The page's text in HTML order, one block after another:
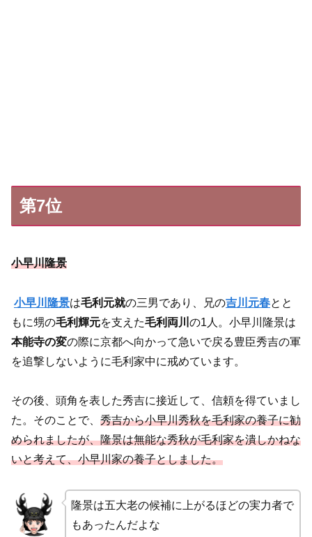
第7位
小早川隆景
小早川隆景は毛利元就の三男であり、兄の吉川元春とと
もに甥の毛利輝元を支えた毛利両川 の1人。小早川隆景は
本能寺の変の際に京都へ向かって急いで戻る豊臣秀吉の軍
を追撃しないように毛利家中に戒めています。
その後、頭角を表した秀吉に接近して、信頼を得ていまし
た。そのことで、 秀吉から小早川秀秋を毛利家の養子に勧
められましたが、隆景は無能な秀秋が毛利家を潰しかねな
いと考えて、小早川家の養子としました。
隆景は五大老の候補に上がるほどの実力者で
もあったんだよな